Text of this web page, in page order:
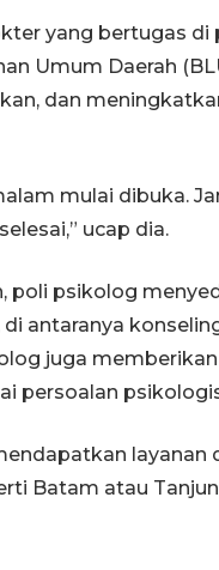
yang bertugas
Umum Daerah
dan
mulai dibuka.
ucap dia.
poli psikolog
antaranya
juga
persoalan
Batam atau